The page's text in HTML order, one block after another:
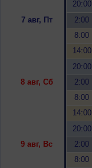
20:00
7 авг, Пт
2:00
8:00
14:00
20:00
8 авг, Сб
2:00
8:00
14:00
20:00
9 авг, Вс
2:00
8:00